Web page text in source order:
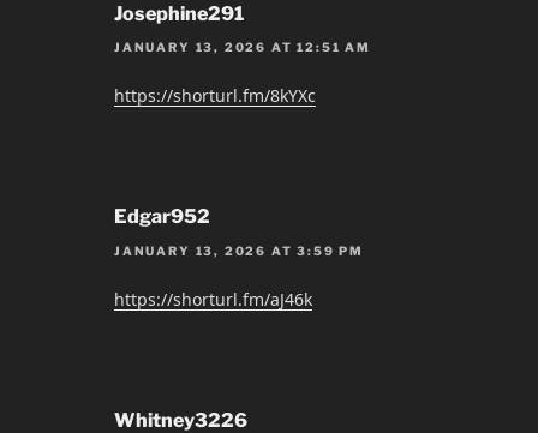
Josephine291
JANUARY 13, 2026 AT 12:51 AM
https://shorturl.fm/8kYXc
Edgar952
JANUARY 13, 2026 AT 3:59 PM
https://shorturl.fm/aJ46k
Whitney3226